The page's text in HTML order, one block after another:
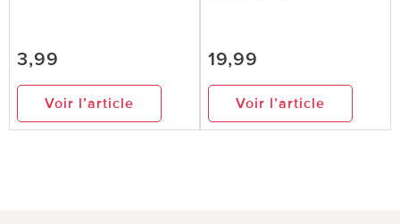
3,99
Voir l’article
19,99
Voir l’article